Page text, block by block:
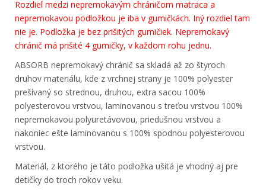
Rozdiel medzi nepremokavým chráničom matraca a
nepremokavou podložkou je iba v gumičkách. Iný rozdiel tam
nie je. Podložka je bez prišitých gumičiek. Nepremokavý
chránič má prišité 4 gumičky, v každom rohu jednu.
ABSORB nepremokavý chránič sa skladá až zo štyroch
druhov materiálu, kde z vrchnej strany je 100% polyester
prešívaný so strednou, druhou, extra sacou 100%
polyesterovou vrstvou, laminovanou s treťou vrstvou 100%
nepremokavou polyuretávovou, priedušnou vrstvou a
nakoniec ešte laminovanou s 100% spodnou polyesterovou
vrstvou.
Materiál, z ktorého je táto podložka ušitá je vhodný aj pre
detičky do troch rokov veku.